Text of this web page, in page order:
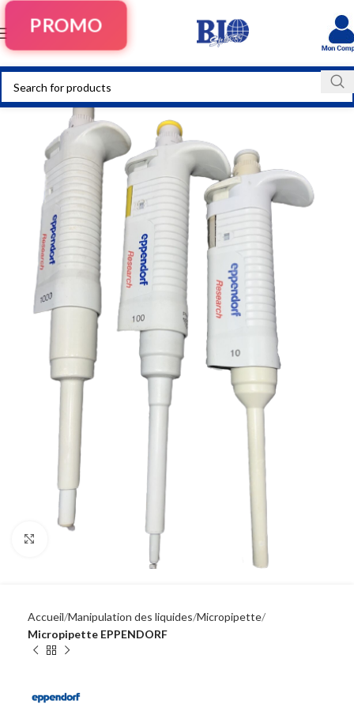
PROMO
Accueil Manipulation des liquides Micropipette
Micropipette EPPENDORF